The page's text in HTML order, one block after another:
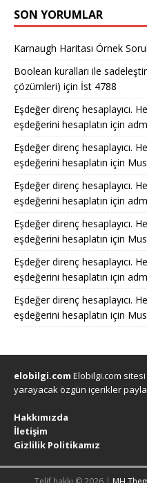
SON YORUMLAR
Karnaugh Haritası Örnek
Boolean kuralları ile
çözümleri) için İst 4788
Eşdeğer direnç hesaplayıcı.
eşdeğerini hesaplatın için
Eşdeğer direnç hesaplayıcı.
eşdeğerini hesaplatın için
Eşdeğer direnç hesaplayıcı.
eşdeğerini hesaplatın için
Eşdeğer direnç hesaplayıcı.
eşdeğerini hesaplatın için
Eşdeğer direnç hesaplayıcı.
eşdeğerini hesaplatın için
Eşdeğer direnç hesaplayıcı.
eşdeğerini hesaplatın için
elobilgi.com Elobilgi.com
yarayacak özgün içerikler
Hakkımızda
İletişim
Gizlilik Politikamız